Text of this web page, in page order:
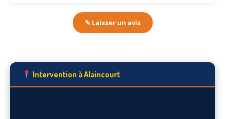
✎ Laisser un avis
Intervention à Alaincourt